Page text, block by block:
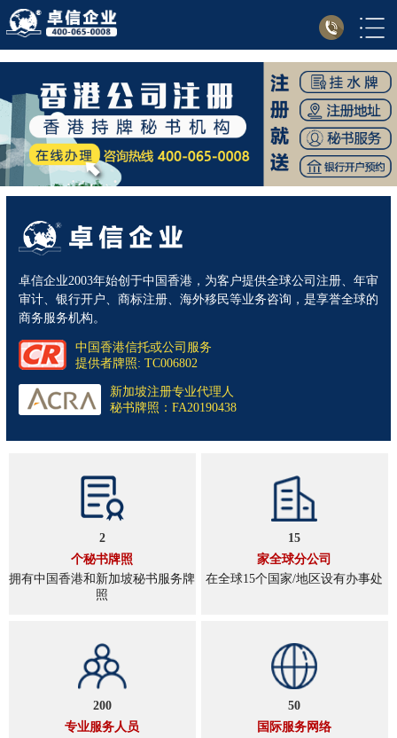
卓信企业2003年始创于中国香港，为客户提供全球公司注册、年审
审计、银行开户、商标注册、海外移民等业务咨询，是享誉全球的
商务服务机构。
中国香港信托或公司服务
提供者牌照: TC006802
新加坡注册专业代理人
秘书牌照：FA20190438
2
个秘书牌照
拥有中国香港和新加坡秘书服务牌
照
15
家全球分公司
在全球15个国家/地区设有办事处
200
专业服务人员
50
国际服务网络